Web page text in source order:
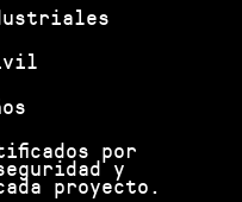
por
y
proyecto.